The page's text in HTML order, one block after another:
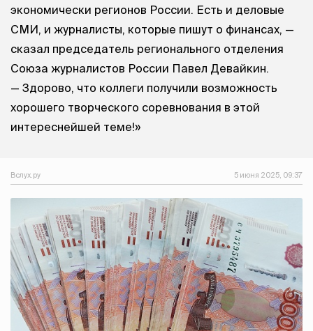
экономически регионов России. Есть и деловые
СМИ, и журналисты, которые пишут о финансах, —
сказал председатель регионального отделения
Союза журналистов России Павел Девайкин.
— Здорово, что коллеги получили возможность
хорошего творческого соревнования в этой
интереснейшей теме!»
Вслух.ру 5 июня 2025, 09:37